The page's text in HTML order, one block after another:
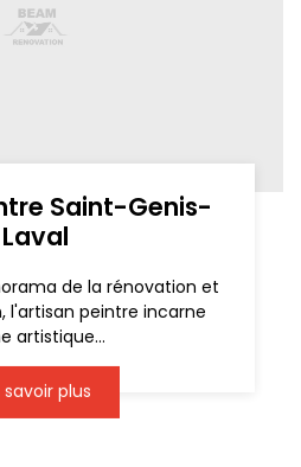
Saint-Genis-
Laval
de la rénovation et
l'artisan peintre incarne
artistique...
savoir plus